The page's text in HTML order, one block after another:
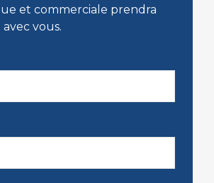
et commerciale prendra
vous.